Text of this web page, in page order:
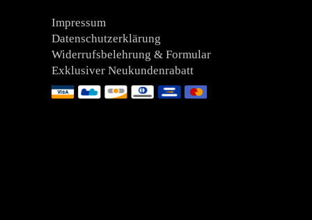
Impressum
Datenschutzerklärung
Widerrufsbelehrung & Formular
Exklusiver Neukundenrabatt